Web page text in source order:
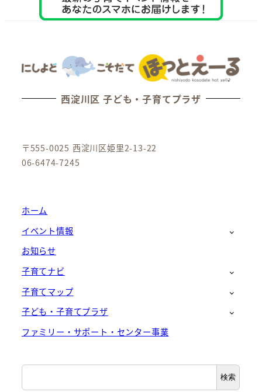
西淀川区 子ども・子育てプラザ
〒555-0025 西淀川区姫里2-13-22
06-6474-7245
ホーム
イベント情報
お知らせ
子育てナビ
子育てマップ
子ども・子育てプラザ
ファミリー・サポート・センター事業
検
索
検索